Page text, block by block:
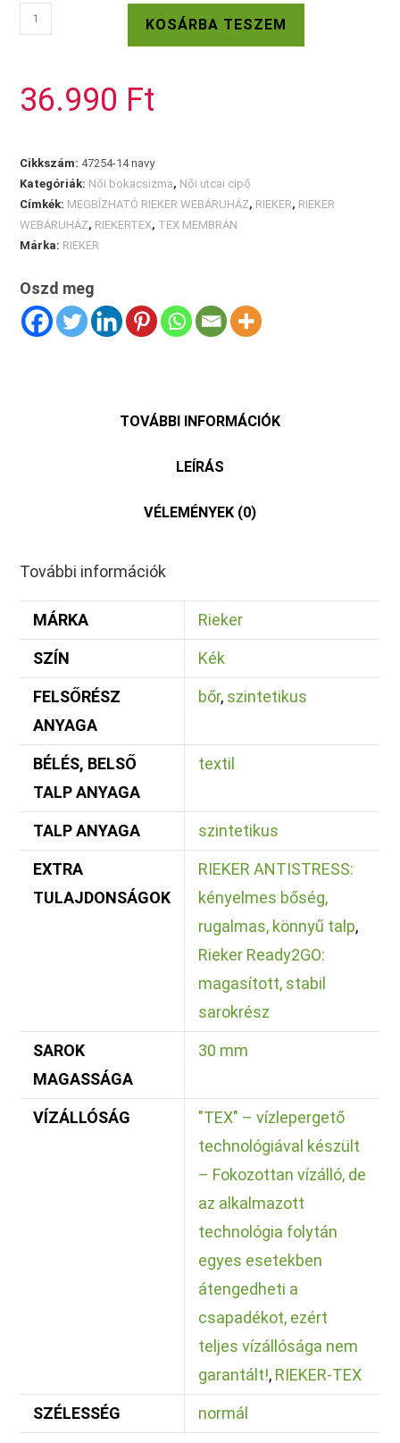
RIEKER
TEX
mennyiség
KOSÁRBA TESZEM
36.990 Ft
Cikkszám:47254-14 navy
Kategóriák: Női bokacsizma, Női utcai cipő
Címkék: MEGBÍZHATÓ RIEKER WEBÁRUHÁZ, RIEKER, RIEKER
WEBÁRUHÁZ, RIEKERTEX, TEX MEMBRÁN
Márka: RIEKER
Oszd meg
TOVÁBBI INFORMÁCIÓK
LEÍRÁS
VÉLEMÉNYEK (0)
További információk
MÁRKA Rieker
SZÍN Kék
FELSŐRÉSZ
ANYAGA
bőr, szintetikus
BÉLÉS, BELSŐ
TALP ANYAGA
textil
TALP ANYAGA szintetikus
EXTRA
TULAJDONSÁGOK
RIEKER ANTISTRESS:
kényelmes bőség,
rugalmas, könnyű talp,
Rieker Ready2GO:
magasított, stabil
sarokrész
SAROK
MAGASSÁGA
30 mm
VÍZÁLLÓSÁG
"TEX" – vízlepergető
technológiával készült
– Fokozottan vízálló, de
az alkalmazott
technológia folytán
egyes esetekben
átengedheti a
csapadékot, ezért
teljes vízállósága nem
garantált!, RIEKER-TEX
SZÉLESSÉG normál